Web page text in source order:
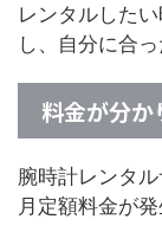
レンタルした
し、自分に合
料金が分か
腕時計レンタ
月定額料金が